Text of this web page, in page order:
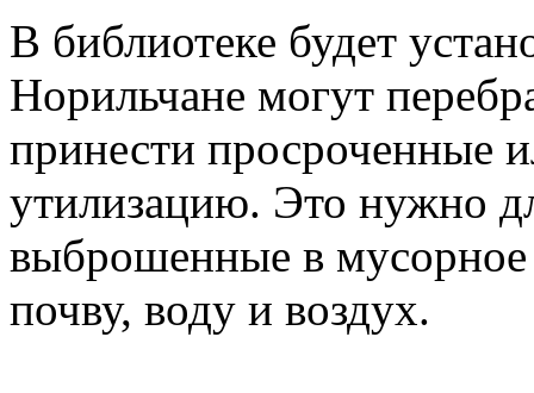
В библиотеке будет
Норильчане могут
принести просроченные
утилизацию. Это нужно
выброшенные в мусорное
почву, воду и воздух.